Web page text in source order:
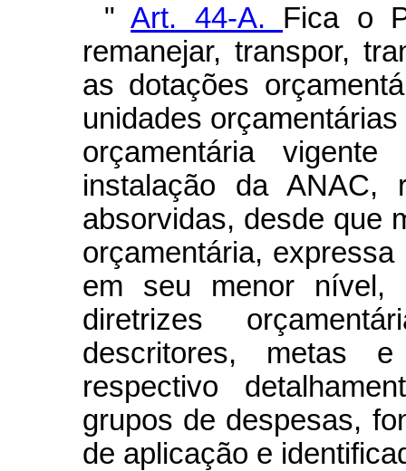
"Art. 44-A. Fica o
remanejar, transpor,
as dotações
unidades
orçamentária
instalação da ANAC,
absorvidas, desde que
orçamentária,
em seu menor nível,
diretrizes
descritores, metas
respectivo
grupos de despesas,
de aplicação e